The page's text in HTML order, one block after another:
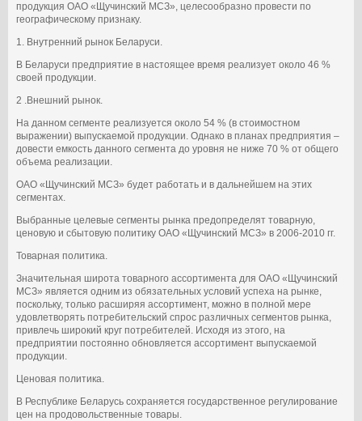
продукция ОАО «Щучинский МСЗ», целесообразно провести по
географическому признаку.
1. Внутренний рынок Беларуси.
В Беларуси предприятие в настоящее время реализует около 46 %
своей продукции.
2 .Внешний рынок.
На данном сегменте реализуется около 54 % (в стоимостном
выражении) выпускаемой продукции. Однако в планах предприятия –
довести емкость данного сегмента до уровня не ниже 70 % от общего
объема реализации.
ОАО «Щучинский МСЗ» будет работать и в дальнейшем на этих
сегментах.
Выбранные целевые сегменты рынка предопределят товарную,
ценовую и сбытовую политику ОАО «Щучинский МСЗ» в 2006-2010 гг.
Товарная политика.
Значительная широта товарного ассортимента для ОАО «Щучинский
МСЗ» является одним из обязательных условий успеха на рынке,
поскольку, только расширяя ассортимент, можно в полной мере
удовлетворять потребительский спрос различных сегментов рынка,
привлечь широкий круг потребителей. Исходя из этого, на
предприятии постоянно обновляется ассортимент выпускаемой
продукции.
Ценовая политика.
В Республике Беларусь сохраняется государственное регулирование
цен на продовольственные товары.